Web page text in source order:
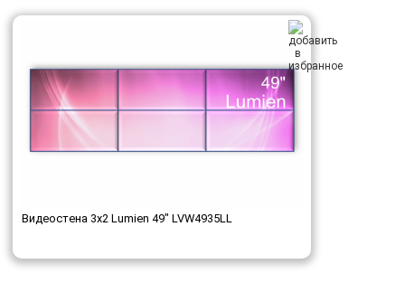
Видеостена 3x2 Lumien 49" LVW4935LL